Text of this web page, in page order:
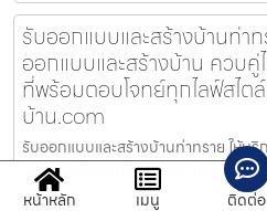
รับออกแบบและสร้างบ้านท่า
ออกแบบและสร้างบ้าน ควบ
ที่พร้อมตอบโจทย์ทุกไลฟ์สไต
บ้าน.com
รับออกแบบและสร้างบ้านท่าทราย ให้บ
ควบคู่ไปกับงานรับออกแบบบ้านที่พร้อ
หน้าหลัก
เมนู ติดต่อ